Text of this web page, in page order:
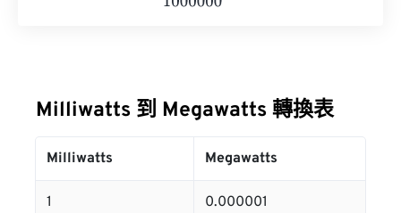
Milliwatts 到 Megawatts 轉換表
Milliwatts Megawatts
1 0.000001